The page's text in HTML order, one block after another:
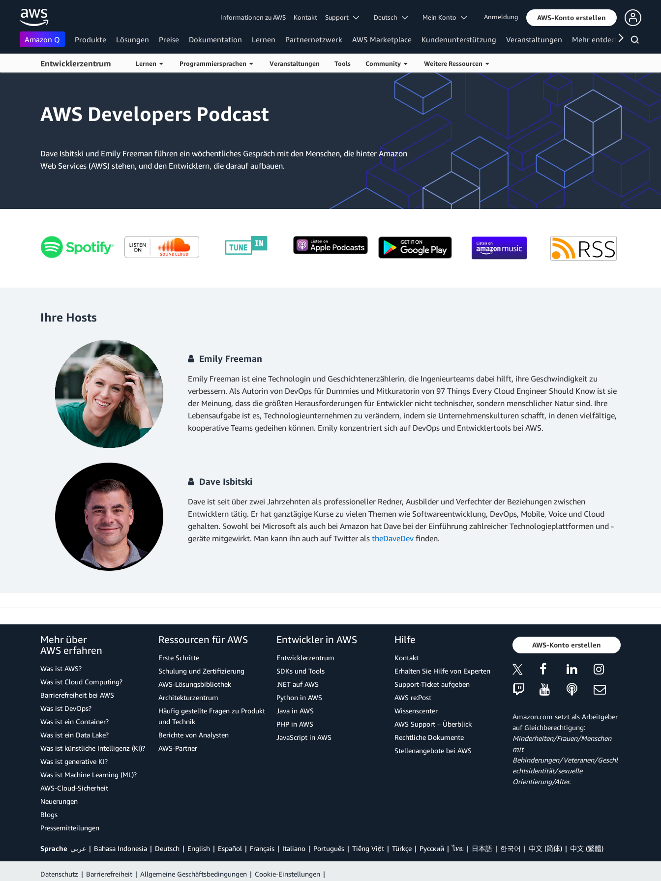
Informationen zu AWS Kontakt Support Deutsch Mein Konto Anmeldung AWS-Konto erstellen
Amazon Q Produkte Lösungen Preise Dokumentation Lernen Partnernetzwerk AWS Marketplace Kundenunterstützung Veranstaltungen Mehr entdecken
Entwicklerzentrum Lernen Programmiersprachen Veranstaltungen Tools Community Weitere Ressourcen
AWS Developers Podcast
Dave Isbitski und Emily Freeman führen ein wöchentliches Gespräch mit den Menschen, die hinter Amazon
Web Services (AWS) stehen, und den Entwicklern, die darauf aufbauen.
Ihre Hosts
Emily Freeman
Emily Freeman ist eine Technologin und Geschichtenerzählerin, die Ingenieurteams dabei hilft, ihre Geschwindigkeit zu
verbessern. Als Autorin von DevOps für Dummies und Mitkuratorin von 97 Things Every Cloud Engineer Should Know ist sie
der Meinung, dass die größten Herausforderungen für Entwickler nicht technischer, sondern menschlicher Natur sind. Ihre
Lebensaufgabe ist es, Technologieunternehmen zu verändern, indem sie Unternehmenskulturen schafft, in denen vielfältige,
kooperative Teams gedeihen können. Emily konzentriert sich auf DevOps und Entwicklertools bei AWS.
Dave Isbitski
Dave ist seit über zwei Jahrzehnten als professioneller Redner, Ausbilder und Verfechter der Beziehungen zwischen
Entwicklern tätig. Er hat ganztägige Kurse zu vielen Themen wie Softwareentwicklung, DevOps, Mobile, Voice und Cloud
gehalten. Sowohl bei Microsoft als auch bei Amazon hat Dave bei der Einführung zahlreicher Technologieplattformen und -
geräte mitgewirkt. Man kann ihn auch auf Twitter als theDaveDev finden.
Mehr über
AWS erfahren
Was ist AWS?
Was ist Cloud Computing?
Barrierefreiheit bei AWS
Was ist DevOps?
Was ist ein Container?
Was ist ein Data Lake?
Was ist künstliche Intelligenz (KI)?
Was ist generative KI?
Was ist Machine Learning (ML)?
AWS-Cloud-Sicherheit
Neuerungen
Blogs
Pressemitteilungen
Ressourcen für AWS
Erste Schritte
Schulung und Zertifizierung
AWS-Lösungsbibliothek
Architekturzentrum
Häufig gestellte Fragen zu Produkt
und Technik
Berichte von Analysten
AWS-Partner
Entwickler in AWS
Entwicklerzentrum
SDKs und Tools
.NET auf AWS
Python in AWS
Java in AWS
PHP in AWS
JavaScript in AWS
Hilfe
Kontakt
Erhalten Sie Hilfe von Experten
Support-Ticket aufgeben
AWS re:Post
Wissenscenter
AWS Support – Überblick
Rechtliche Dokumente
Stellenangebote bei AWS
AWS-Konto erstellen
Amazon.com setzt als Arbeitgeber
auf Gleichberechtigung:
Minderheiten/Frauen/Menschen
mit
Behinderungen/Veteranen/Geschl
echtsidentität/sexuelle
Orientierung/Alter.
Sprache عربي Bahasa Indonesia Deutsch English Español Français Italiano Português Tiếng Việt Türkçe Ρусский ไทย 日本語 한국어 中文 (简体) 中文 (繁體)
Datenschutz | Barrierefreiheit | Allgemeine Geschäftsbedingungen | Cookie-Einstellungen |